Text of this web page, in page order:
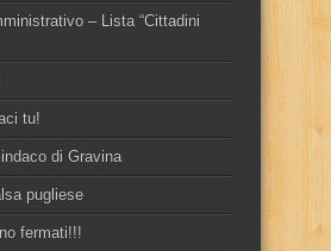
– Lista “Cittadini
tu!
di Gravina
pugliese
fermati!!!